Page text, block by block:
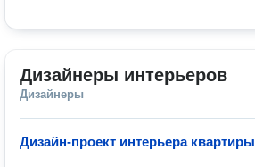
Дизайнеры интерьеров
Дизайнеры
Дизайн-проект интерьера квартиры